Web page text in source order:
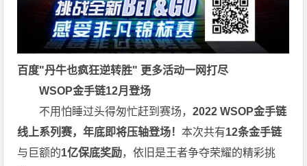
百度"丹牛也疯狂逆转胜" 更多活动一网打尽
WSOP金手链12月登场
不用怕睡过头得匆忙赶到赛场，2022 WSOP金手链
线上系列赛，年底即将压轴登场！本次共有12条金手链
与巨额的1亿保底奖励，依旧是王者争夺荣耀的精彩挑